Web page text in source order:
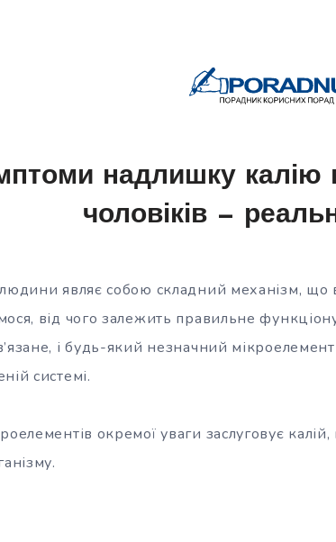
надлишку калію в
чоловіків —
являє собою складний механізм, що
від чого залежить правильне
і будь-який незначний
системі.
окремої уваги заслуговує